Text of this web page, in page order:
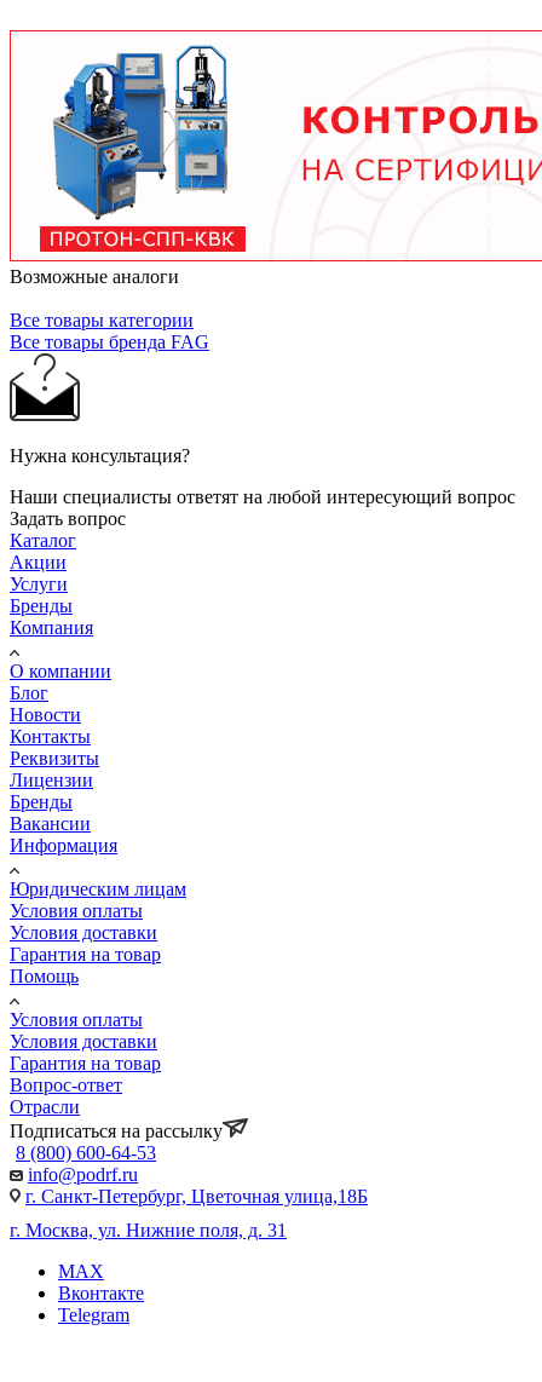
тяжелых условиях до 2 лет при нормальной
эксплуатации. Используйте только
рекомендованные производителем смазочные
материалы.
Возможные аналоги
Все товары категории
Все товары бренда FAG
Нужна консультация?
Наши специалисты ответят на любой интересующий вопрос
Задать вопрос
Каталог
Акции
Услуги
Бренды
Компания
О компании
Блог
Новости
Контакты
Реквизиты
Лицензии
Бренды
Вакансии
Информация
Юридическим лицам
Условия оплаты
Условия доставки
Гарантия на товар
Помощь
Условия оплаты
Условия доставки
Гарантия на товар
Вопрос-ответ
Отрасли
Подписаться на рассылку
8 (800) 600-64-53
info@podrf.ru
г. Санкт-Петербург, Цветочная улица,18Б
г. Москва, ул. Нижние поля, д. 31
MAX
Вконтакте
Telegram